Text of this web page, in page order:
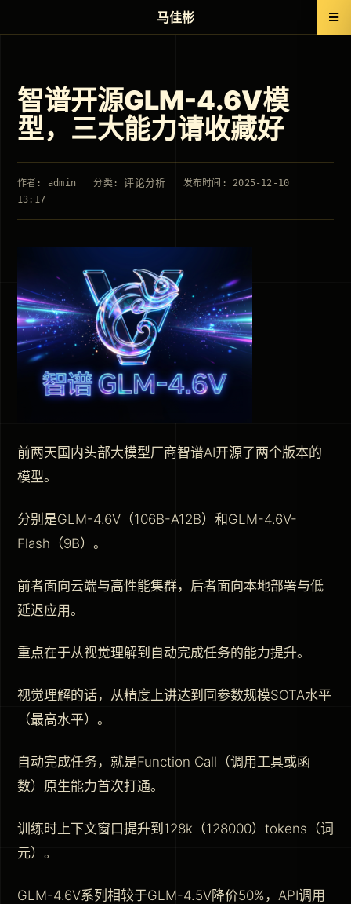
智谱开源GLM-4.6V模
型，三大能力请收藏好
作者: admin 分类:评论分析
发布时间: 2025-12-10
13:17
前两天国内头部大模型厂商智谱AI开源了两个版本的
模型。
分别是GLM-4.6V（106B-A12B）和GLM-4.6V-
Flash（9B）。
前者面向云端与高性能集群，后者面向本地部署与低
延迟应用。
重点在于从视觉理解到自动完成任务的能力提升。
视觉理解的话，从精度上讲达到同参数规模SOTA水平
（最高水平）。
自动完成任务，就是Function Call（调用工具或函
数）原生能力首次打通。
训练时上下文窗口提升到128k（128000）tokens（词
元）。
GLM-4.6V系列相较于GLM-4.5V降价50%，API调用
马佳彬